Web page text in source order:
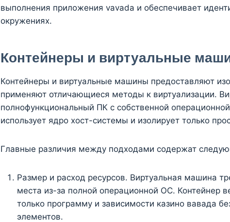
выполнения приложения vavada и обеспечивает
окружениях.
Контейнеры и виртуальные
Контейнеры и виртуальные машины предоставляют
применяют отличающиеся методы к виртуализации.
полнофункциональный ПК с собственной
использует ядро хост-системы и изолирует только
Главные различия между подходами содержат
Размер и расход ресурсов. Виртуальная машина
места из-за полной операционной ОС. Контейнер
только программу и зависимости казино вавада
элементов.